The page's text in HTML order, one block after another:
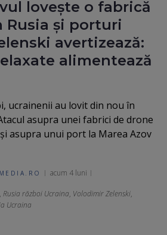
lovește o fabrică
Rusia și porturi
avertizează:
alimentează
ucrainenii au lovit din nou în
asupra unei fabrici de drone
asupra unui port la Marea Azov
acum 4 luni
, Rusia război Ucraina, Volodimir Zelenski,
Ucraina